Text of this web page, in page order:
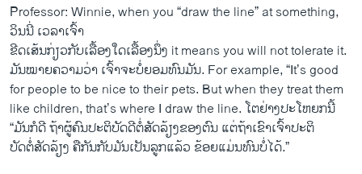
Professor: Winnie, when you “draw the line” at something,
ວິນ​ນີ່ ​ເວລາ​ເຈົ້າ
ຂີດ​ເສ້ນ​ກ່ຽວ​ກັບ​ເລື້ອງ​ໃດ​ເລື້ອງ​ນຶ່ງ it means you will not tolerate it.
ມັນ​ໝາຍ​ຄວາມ​ວ່າ ​ເຈົ້າ​ຈະ​ບໍ່​ຍອມ​ທົນ​ມັນ. For example, “It’s good
for people to be nice to their pets. But when they treat them
like children, that’s where I draw the line. ​ໂຕ​ຢ່າງ​ປະ​ໂຫຍ​ກນີ້
“ມັນ​ກໍດີ ຖ້າ​ຜູ້​ຄົນ​ປະຕິບັດ​ດີ​ຕໍ່​ສັດລ້ຽງ​ຂອງ​ຕົນ ​ແຕ່​ຖ້າ​ເຂົາ​ເຈົ້າ​ປະຕິ
ບັດ​ຕໍ່​ສັດລ້ຽງ ຄື​ກັນ​ກັບ​ມັນ​ເປັນ​ລູກ​ແລ້ວ ຂ້ອຍ​ແມ່ນ​ທົນ​ບໍ່​ໄດ້.”